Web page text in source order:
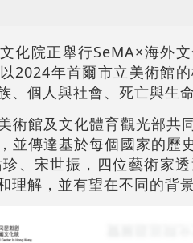
化院正舉行SeMA×海外
2024年首爾市立美術館
、個人與社會、死亡與生
術館及文化體育觀光部
並傳達基於每個國家的
、宋世振，四位藝術家
理解，並有望在不同的背